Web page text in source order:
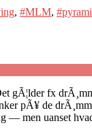
, #MLM,
fx
pÃ¥ de
men uanset